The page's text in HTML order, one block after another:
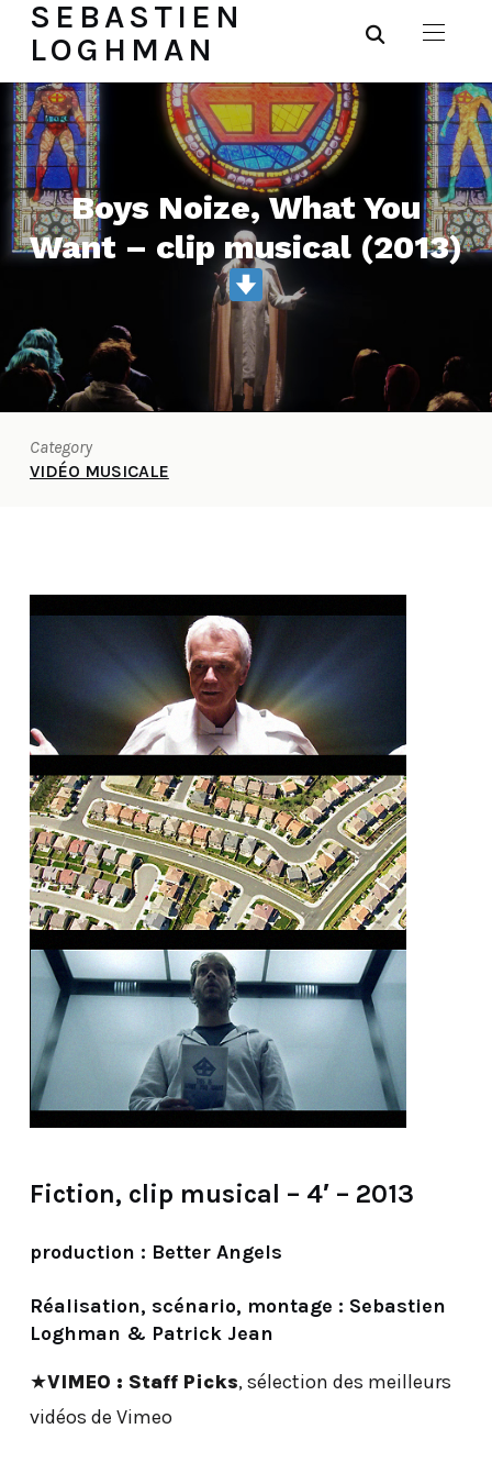
SEBASTIEN
LOGHMAN
Boys Noize, What You
Want – clip musical (2013)
Category
VIDÉO MUSICALE
Fiction, clip musical – 4′ – 2013
production : Better Angels
Réalisation, scénario, montage : Sebastien
Loghman & Patrick Jean
★VIMEO : Staff Picks, sélection des meilleurs
vidéos de Vimeo